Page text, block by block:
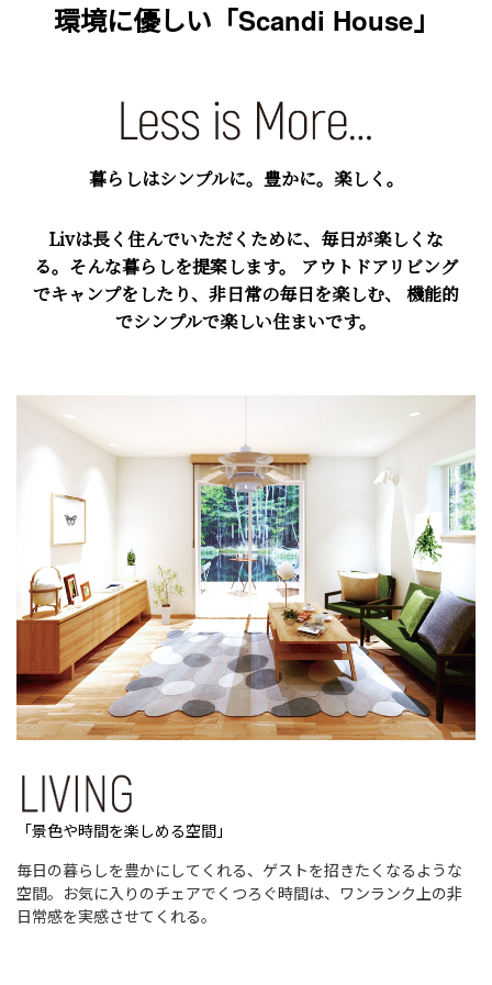
環境に優しい 「Scandi House」
暮らしはシンプルに。豊かに。楽しく。
Livは⻑く住んでいただくために、毎⽇が楽しくな
る。そんな暮らしを提案します。
アウトドアリビング
でキャンプをしたり、非⽇常の毎⽇を楽しむ、
機能的
でシンプルで楽しい住まいです。
「景色や時間を楽しめる空間」
毎日の暮らしを豊かにしてくれる、ゲストを招きたくなるような
空間。お気に入りのチェアでくつろぐ時間は、ワンランク上の非
日常感を実感させてくれる。